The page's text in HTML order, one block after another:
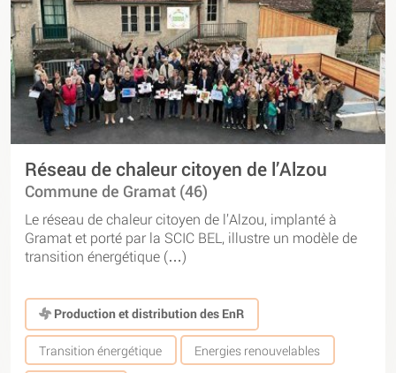
Réseau de chaleur citoyen de l’Alzou
Commune de Gramat (46)
Le réseau de chaleur citoyen de l’Alzou, implanté à
Gramat et porté par la SCIC BEL, illustre un modèle de
transition énergétique (…)
Production et distribution des EnR
Transition énergétique Energies renouvelables